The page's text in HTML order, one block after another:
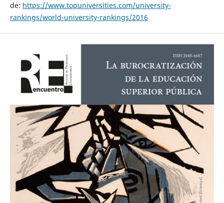
de: https://www.topuniversities.com/university-
rankings/world-university-rankings/2016